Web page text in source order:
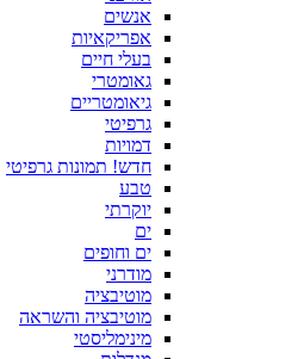
אנשים
אפריקאיות
בעלי חיים
גאומטרי
גיאומטריים
גרפיטי
דמויות
חדש! תמונות גרפיטי
טבע
יוקרתי
ים
ים וחופים
מודרני
מוטיבציה
מוטיבציה והשראה
מינימליסטי